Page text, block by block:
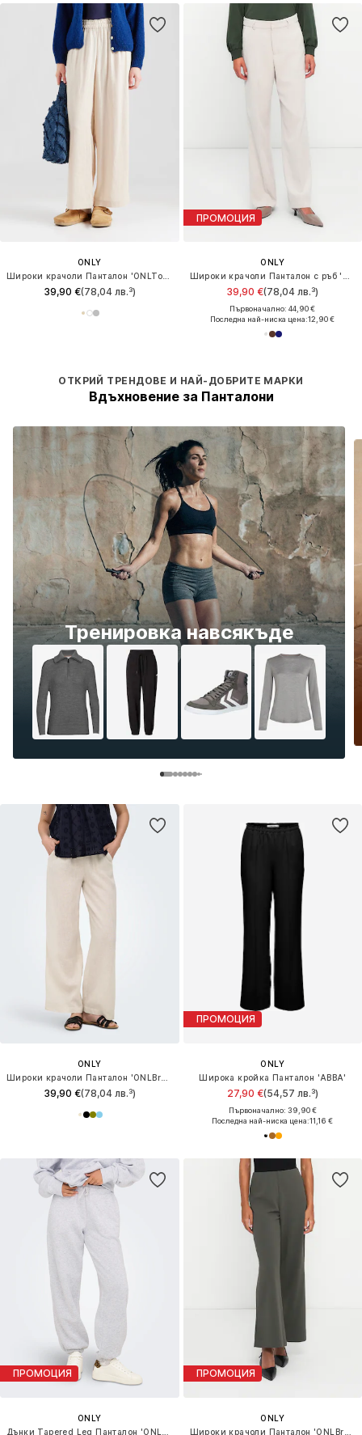
ONLY
Широки крачоли Панталон 'ONLTokyo'
39,90 €(78,04 лв.³)
ПРОМОЦИЯ
ONLY
Широки крачоли Панталон с ръб 'ONLKATEY'
39,90 €(78,04 лв.³)
Първоначално: 44,90 €
Последна най-ниска цена:12,90 €
ONLY
39,90 €(78,04 лв.³)
ОТКРИЙ ТРЕНДОВЕ И НАЙ-ДОБРИТЕ МАРКИ
Вдъхновение за Панталони
Тренировка навсякъде
ПРОМОЦИЯ
ONLY
Широка кройка Панталон 'ABBA'
27,90 €(54,57 лв.³)
Първоначално: 39,90 €
Последна най-ниска цена:11,16 €
ПРОМОЦИЯ
ONLY
ПРОМОЦИЯ
ONLY